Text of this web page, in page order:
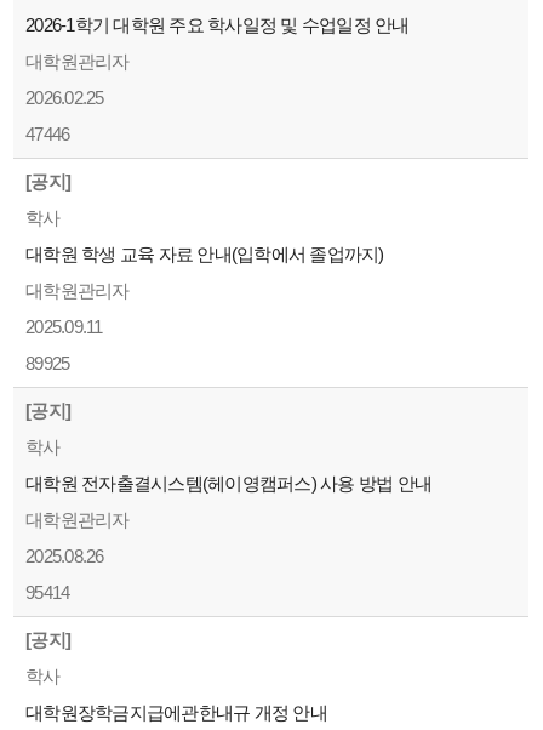
2026-1학기 대학원 주요 학사일정 및 수업일정 안내
대학원관리자
2026.02.25
47446
[공지]
학사
대학원 학생 교육 자료 안내(입학에서 졸업까지)
대학원관리자
2025.09.11
89925
[공지]
학사
대학원 전자출결시스템(헤이영캠퍼스) 사용 방법 안내
대학원관리자
2025.08.26
95414
[공지]
학사
대학원장학금지급에관한내규 개정 안내